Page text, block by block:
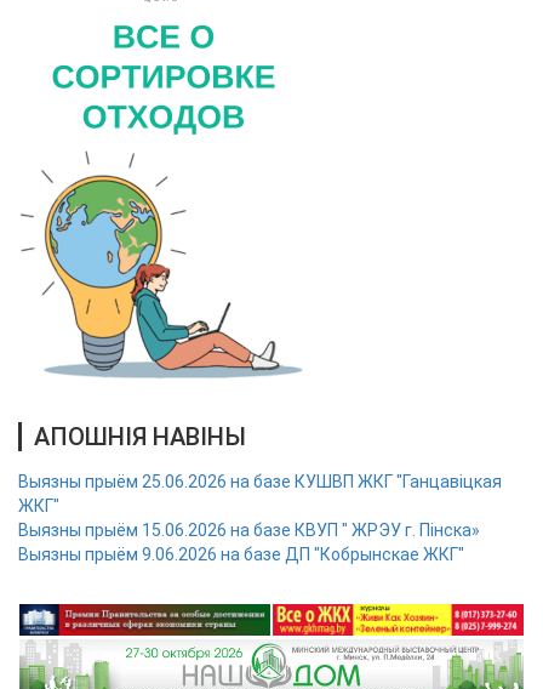
АПОШНІЯ НАВІНЫ
Выязны прыём 25.06.2026 на базе КУШВП ЖКГ "Ганцавіцкая
ЖКГ"
Выязны прыём 15.06.2026 на базе КВУП " ЖРЭУ г. Пінска»
Выязны прыём 9.06.2026 на базе ДП "Кобрынскае ЖКГ"